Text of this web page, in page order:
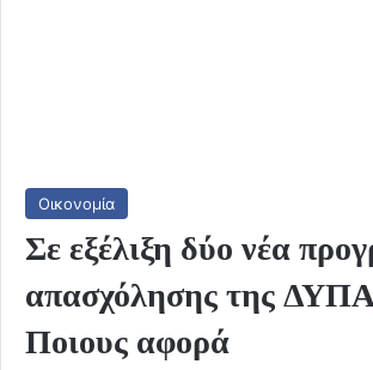
Οικονομία
Σε εξέλιξη δύο νέα
απασχόλησης της
Ποιους αφορά